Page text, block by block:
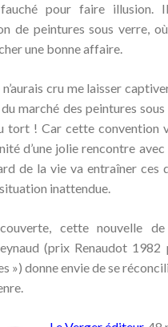
pour faire illusion.
de peintures sous verre,
une bonne affaire.
n’aurais cru me laisser
marché des peintures
tort ! Car cette convention
d’une jolie rencontre
de la vie va entraîner ces
inattendue.
cette nouvelle
(prix Renaudot
») donne envie de se